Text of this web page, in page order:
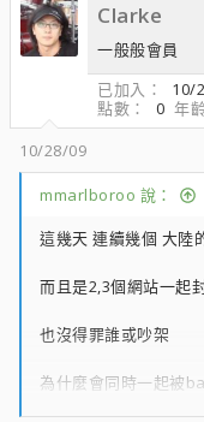
Clarke
一般般會員
已加入
10/
點數
0 年
10/28/09
mmarlboroo 說：
這幾天 連續幾個 大陸
而且是2,3個網站一起
也沒得罪誰或吵架
為什麼會同時一起被